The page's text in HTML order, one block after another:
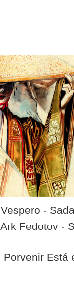
-
Fedotov -
Porvenir Está